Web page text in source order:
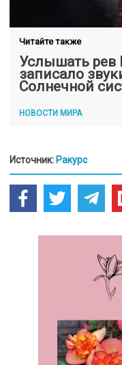
Читайте также
Услышать рев
записало
Солнечной
НОВОСТИ МИРА
Источник: Ракурс